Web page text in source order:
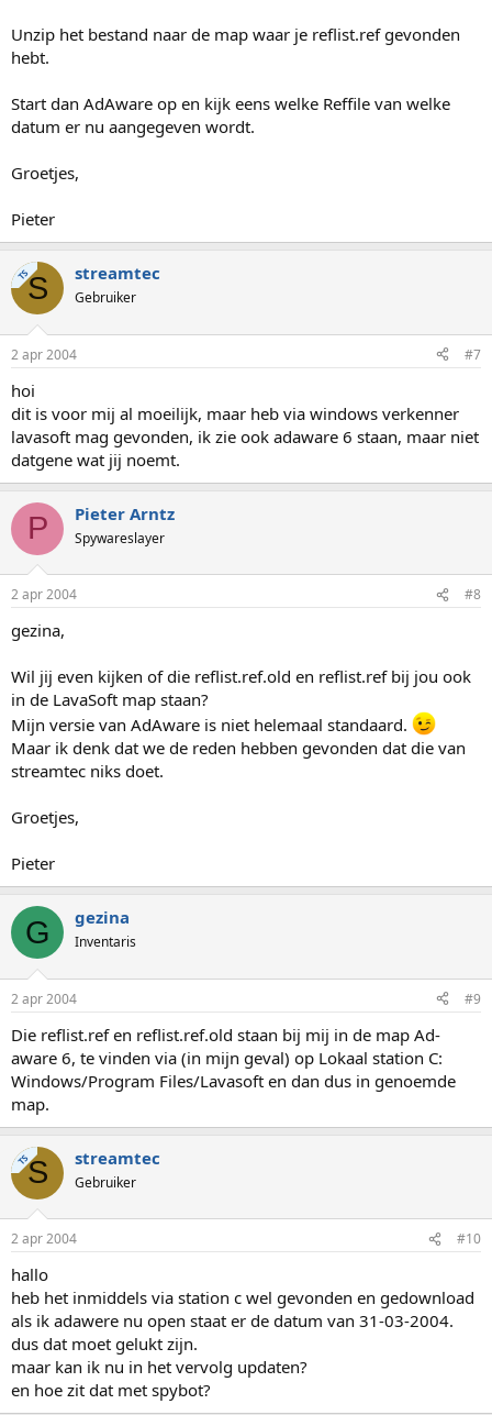
Unzip het bestand naar de map waar je reflist.ref gevonden
hebt.
Start dan AdAware op en kijk eens welke Reffile van welke
datum er nu aangegeven wordt.
Groetjes,
Pieter
TSS streamtec
Gebruiker
2 apr 2004 #7
hoi
dit is voor mij al moeilijk, maar heb via windows verkenner
lavasoft mag gevonden, ik zie ook adaware 6 staan, maar niet
datgene wat jij noemt.
P Pieter Arntz
Spywareslayer
2 apr 2004 #8
gezina,
Wil jij even kijken of die reflist.ref.old en reflist.ref bij jou ook
in de LavaSoft map staan?
Mijn versie van AdAware is niet helemaal standaard.
Maar ik denk dat we de reden hebben gevonden dat die van
streamtec niks doet.
Groetjes,
Pieter
G gezina
Inventaris
2 apr 2004 #9
Die reflist.ref en reflist.ref.old staan bij mij in de map Ad-
aware 6, te vinden via (in mijn geval) op Lokaal station C:
Windows/Program Files/Lavasoft en dan dus in genoemde
map.
TSS streamtec
Gebruiker
2 apr 2004 #10
hallo
heb het inmiddels via station c wel gevonden en gedownload
als ik adawere nu open staat er de datum van 31-03-2004.
dus dat moet gelukt zijn.
maar kan ik nu in het vervolg updaten?
en hoe zit dat met spybot?